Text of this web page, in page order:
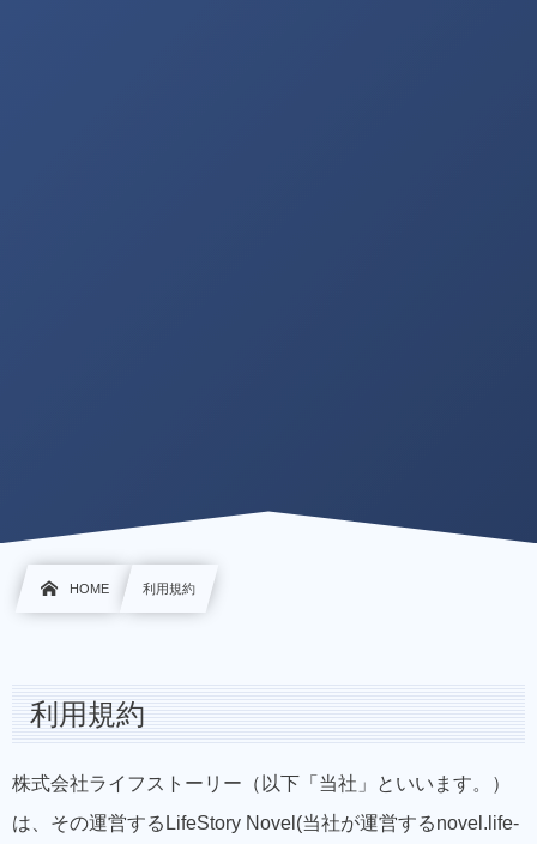
HOME 利用規約
利用規約
株式会社ライフストーリー（以下「当社」といいます。）
は、その運営するLifeStory Novel(当社が運営するnovel.life-